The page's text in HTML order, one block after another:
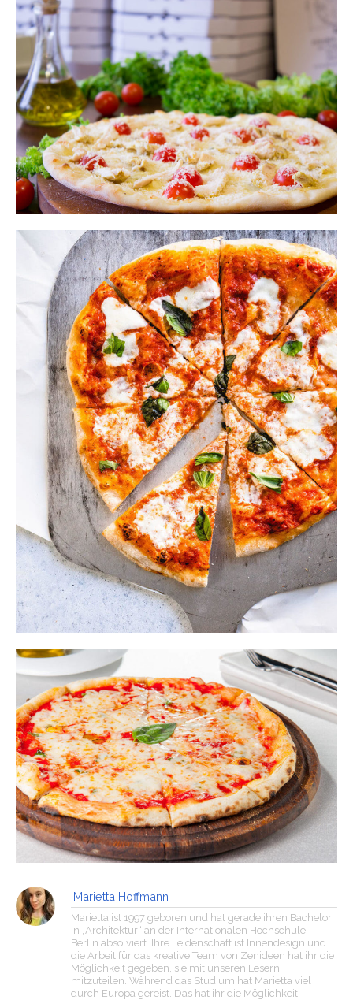
Marietta Hoffmann
Marietta ist 1997 geboren und hat gerade ihren Bachelor
in „Architektur“ an der Internationalen Hochschule,
Berlin absolviert. Ihre Leidenschaft ist Innendesign und
die Arbeit für das kreative Team von Zenideen hat ihr die
Möglichkeit gegeben, sie mit unseren Lesern
mitzuteilen. Während das Studium hat Marietta viel
durch Europa gereist. Das hat ihr die Möglichkeit